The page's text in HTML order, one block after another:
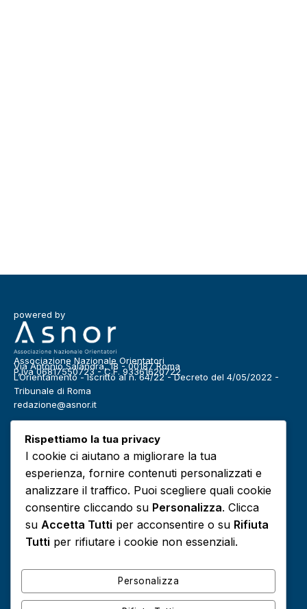
powered by
Associazione Nazionale Orientatori
Via Antonio Salandra, 18 - 00187 Roma
P.Iva 06817550723 - C.F. 93361620722
L’Orientamento - Iscritto al n. 64/22 - Decreto del 4/05/2022 -
Tribunale di Roma
redazione@asnor.it
Benessere Community
Europa Infografiche
Lavoro Media
Podcast
Rispettiamo la tua privacy
I cookie ci aiutano a migliorare la tua
esperienza, fornire contenuti personalizzati e
analizzare il traffico. Puoi scegliere quali cookie
consentire cliccando su Personalizza. Clicca
su Accetta Tutti per acconsentire o su Rifiuta
Tutti per rifiutare i cookie non essenziali.
Personalizza